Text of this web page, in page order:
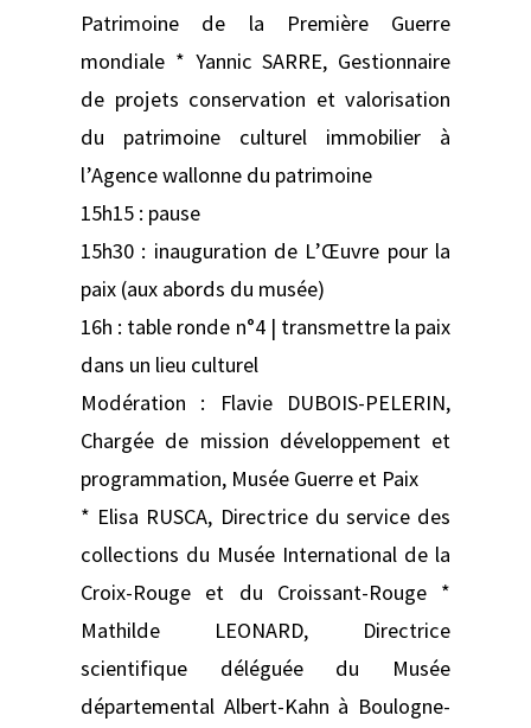
Patrimoine de la Première Guerre
mondiale * Yannic SARRE, Gestionnaire
de projets conservation et valorisation
du patrimoine culturel immobilier à
l’Agence wallonne du patrimoine
15h15 : pause
15h30 : inauguration de L’Œuvre pour la
paix (aux abords du musée)
16h : table ronde n°4 | transmettre la paix
dans un lieu culturel
Modération : Flavie DUBOIS-PELERIN,
Chargée de mission développement et
programmation, Musée Guerre et Paix
* Elisa RUSCA, Directrice du service des
collections du Musée International de la
Croix-Rouge et du Croissant-Rouge *
Mathilde LEONARD, Directrice
scientifique déléguée du Musée
départemental Albert-Kahn à Boulogne-